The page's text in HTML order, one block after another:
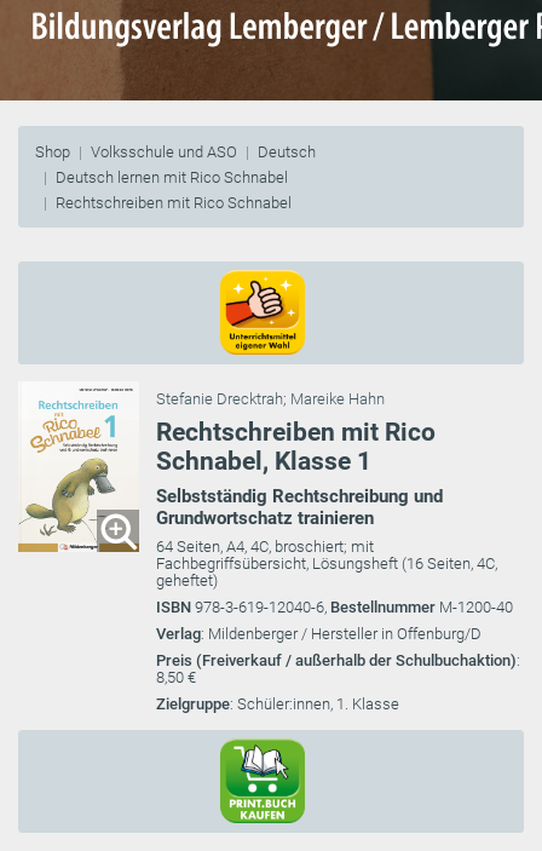
Shop Volksschule und ASO
Deutsch
Deutsch lernen mit Rico Schnabel
Rechtschreiben mit Rico Schnabel
Stefanie Drecktrah; Mareike Hahn
Rechtschreiben mit Rico
Schnabel, Klasse 1
Selbstständig Rechtschreibung und
Grundwortschatz trainieren
64 Seiten, A4, 4C, broschiert; mit
Fachbegriffsübersicht, Lösungsheft (16 Seiten, 4C,
geheftet)
ISBN 978-3-619-12040-6, Bestellnummer M-1200-40
Verlag: Mildenberger / Hersteller in Offenburg/D
Preis (Freiverkauf / außerhalb der Schulbuchaktion):
8,50 €
Zielgruppe: Schüler:innen, 1. Klasse